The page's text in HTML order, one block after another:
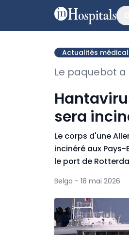
Actualités
Le paquebot
sera
Le corps d'une
incinéré aux
le port de
Belga - 18 mai 2026